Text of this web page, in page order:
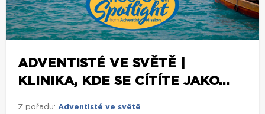
ADVENTISTÉ VE SVĚTĚ |
KLINIKA, KDE SE CÍTÍTE JAKO...
Z pořadu: Adventisté ve světě